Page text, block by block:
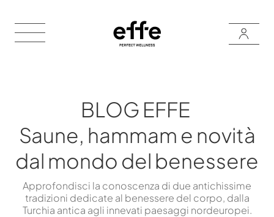
BLOG EFFE
Saune, hammam e novità
dal mondo del benessere
Approfondisci la conoscenza di due antichissime
tradizioni dedicate al benessere del corpo, dalla
Turchia antica agli innevati paesaggi nordeuropei.